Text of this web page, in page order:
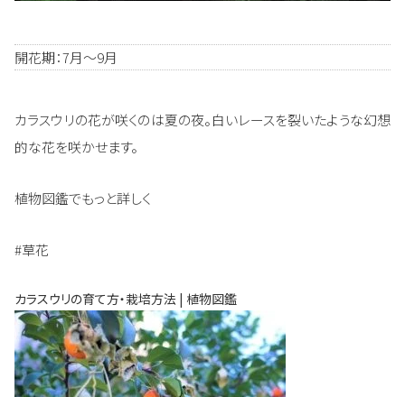
開花期：7月～9月
カラスウリの花が咲くのは夏の夜。白いレースを裂いたような幻想
的な花を咲かせます。
植物図鑑でもっと詳しく
#草花
カラスウリの育て方・栽培方法 | 植物図鑑